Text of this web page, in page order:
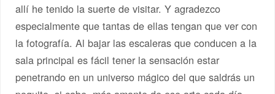
allí he tenido la suerte de visitar. Y agradezco
especialmente que tantas de ellas tengan que ver con
la fotografía. Al bajar las escaleras que conducen a la
sala principal es fácil tener la sensación estar
penetrando en un universo mágico del que saldrás un